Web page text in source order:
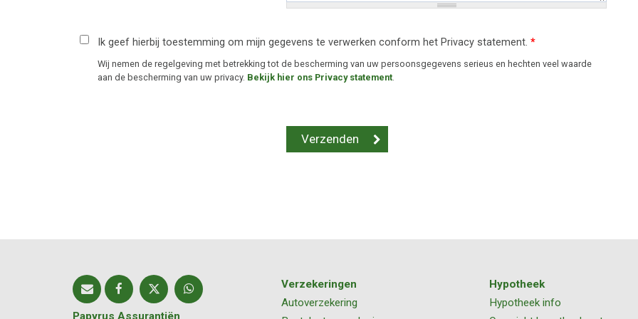
Ik geef hierbij toestemming om mijn gegevens te verwerken conform het Privacy statement. *
Wij nemen de regelgeving met betrekking tot de bescherming van uw persoonsgegevens serieus en hechten veel waarde
aan de bescherming van uw privacy. Bekijk hier ons Privacy statement
Papyrus Assurantiën
Verzekeringen
Autoverzekering
Hypotheek
Hypotheek info